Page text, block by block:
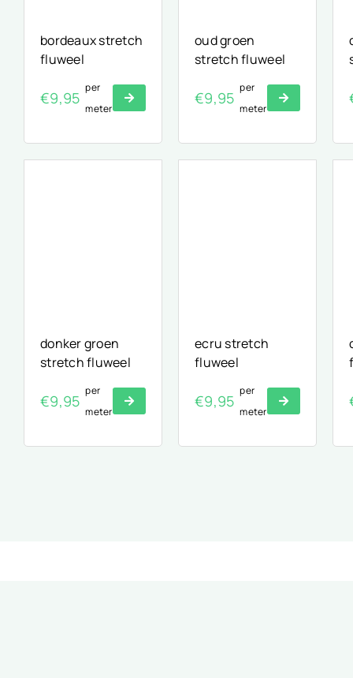
bordeaux stretch
fluweel
€9,95
per
meter
oud groen
stretch fluweel
€9,95
per
meter
donker groen
stretch fluweel
€9,95
per
meter
ecru stretch
fluweel
€9,95
per
meter